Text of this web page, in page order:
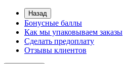
Назад
Бонусные баллы
Как мы упаковываем заказы
Сделать предоплату
Отзывы клиентов